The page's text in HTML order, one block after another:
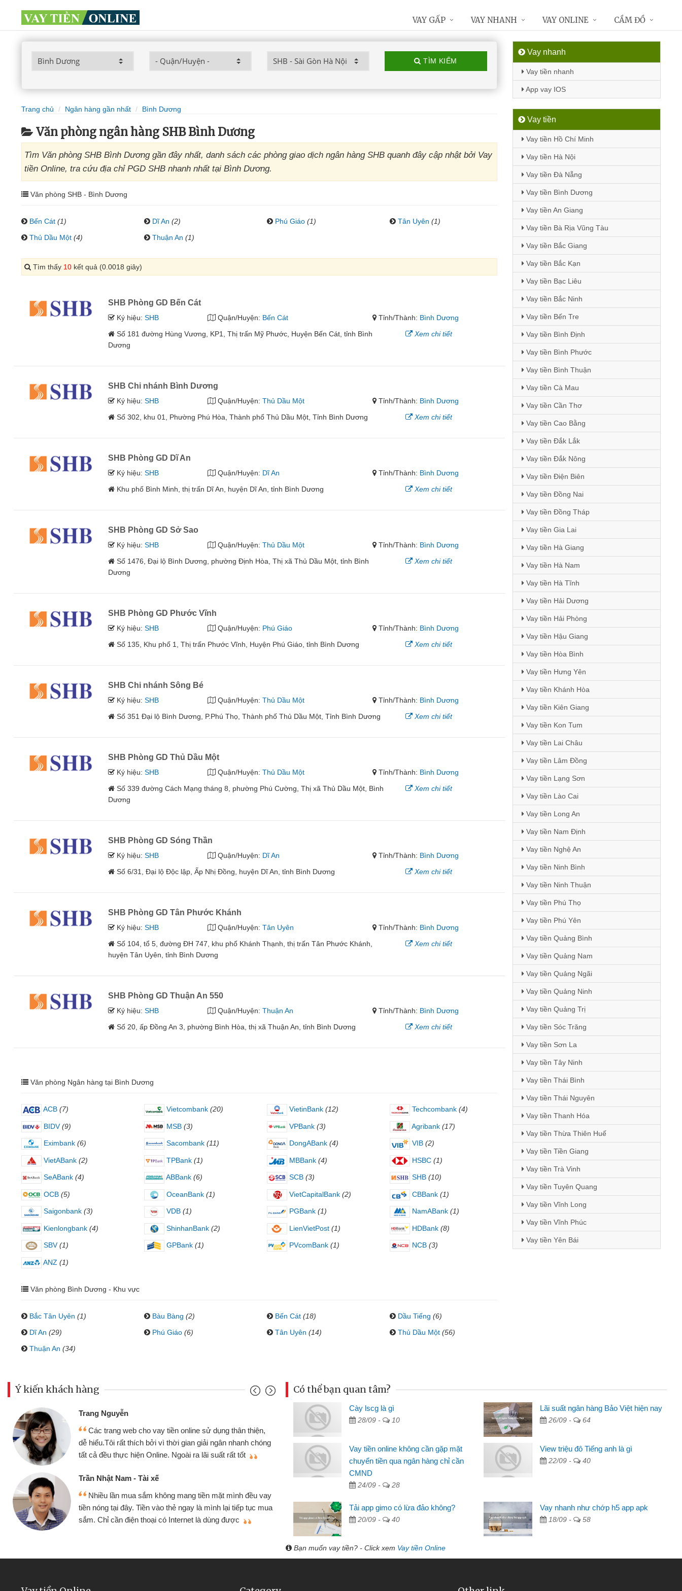
TÌM KIẾM
Trang chủ Ngân hàng gần nhất Bình Dương
Văn phòng ngân hàng SHB Bình Dương
Tìm Văn phòng SHB Bình Dương gần đây nhất, danh sách các phòng giao dịch ngân hàng SHB quanh đây cập nhật bởi Vay
tiền Online, tra cứu địa chỉ PGD SHB nhanh nhất tại Bình Dương.
Văn phòng SHB - Bình Dương
Bến Cát (1) Dĩ An (2) Phú Giáo (1) Tân Uyên (1)
Thủ Dầu Một (4) Thuận An (1)
Tìm thấy 10 kết quả (0.0018 giây)
SHB Phòng GD Bến Cát
Ký hiệu:SHB Quận/Huyện: Bến Cát Tỉnh/Thành: Bình Dương
Số 181 đường Hùng Vương, KP1, Thị trấn Mỹ Phước, Huyện Bến Cát, tỉnh Bình
Dương
Xem chi tiết
SHB Chi nhánh Bình Dương
Ký hiệu:SHB Quận/Huyện: Thủ Dầu Một Tỉnh/Thành: Bình Dương
Số 302, khu 01, Phường Phú Hòa, Thành phố Thủ Dầu Một, Tỉnh Bình Dương
Xem chi tiết
SHB Phòng GD Dĩ An
Ký hiệu:SHB Quận/Huyện: Dĩ An Tỉnh/Thành: Bình Dương
Khu phố Bình Minh, thị trấn Dĩ An, huyện Dĩ An, tỉnh Bình Dương
Xem chi tiết
SHB Phòng GD Sở Sao
Ký hiệu:SHB Quận/Huyện: Thủ Dầu Một Tỉnh/Thành: Bình Dương
Số 1476, Đại lộ Bình Dương, phường Định Hòa, Thị xã Thủ Dầu Một, tỉnh Bình
Dương
Xem chi tiết
SHB Phòng GD Phước Vĩnh
Ký hiệu:SHB Quận/Huyện: Phú Giáo Tỉnh/Thành: Bình Dương
Số 135, Khu phố 1, Thị trấn Phước Vĩnh, Huyện Phú Giáo, tỉnh Bình Dương
Xem chi tiết
SHB Chi nhánh Sông Bé
Ký hiệu:SHB Quận/Huyện: Thủ Dầu Một Tỉnh/Thành: Bình Dương
Số 351 Đại lộ Bình Dương, P.Phú Thọ, Thành phố Thủ Dầu Một, Tỉnh Bình Dương
Xem chi tiết
SHB Phòng GD Thủ Dầu Một
Ký hiệu:SHB Quận/Huyện: Thủ Dầu Một Tỉnh/Thành: Bình Dương
Số 339 đường Cách Mạng tháng 8, phường Phú Cường, Thị xã Thủ Dầu Một, Bình
Dương
Xem chi tiết
SHB Phòng GD Sóng Thần
Ký hiệu:SHB Quận/Huyện: Dĩ An Tỉnh/Thành: Bình Dương
Số 6/31, Đại lộ Độc lập, Ấp Nhị Đồng, huyện Dĩ An, tỉnh Bình Dương
Xem chi tiết
SHB Phòng GD Tân Phước Khánh
Ký hiệu:SHB Quận/Huyện: Tân Uyên Tỉnh/Thành: Bình Dương
Số 104, tổ 5, đường ĐH 747, khu phố Khánh Thạnh, thị trấn Tân Phước Khánh,
huyện Tân Uyên, tỉnh Bình Dương
Xem chi tiết
SHB Phòng GD Thuận An 550
Ký hiệu:SHB Quận/Huyện: Thuận An Tỉnh/Thành: Bình Dương
Số 20, ấp Đồng An 3, phường Bình Hòa, thị xã Thuận An, tỉnh Bình Dương
Xem chi tiết
Văn phòng Ngân hàng tại Bình Dương
ACB (7) Vietcombank (20) VietinBank (12) Techcombank (4)
BIDV (9) MSB (3) VPBank (3) Agribank (17)
Eximbank (6) Sacombank (11) DongABank (4) VIB (2)
VietABank (2) TPBank (1) MBBank (4) HSBC (1)
SeABank (4) ABBank (6) SCB (3) SHB (10)
OCB (5) OceanBank (1) VietCapitalBank (2) CBBank (1)
Saigonbank (3) VDB (1) PGBank (1) NamABank (1)
Kienlongbank (4) ShinhanBank (2) LienVietPost (1) HDBank (8)
SBV (1) GPBank (1) PVcomBank (1) NCB (3)
ANZ (1)
Văn phòng Bình Dương - Khu vực
Bắc Tân Uyên (1) Bàu Bàng (2) Bến Cát (18) Dầu Tiếng (6)
Dĩ An (29) Phú Giáo (6) Tân Uyên (14) Thủ Dầu Một (56)
Thuận An (34)
Vay nhanh
Vay tiền nhanh
App vay IOS
Vay tiền
Vay tiền Hồ Chí Minh
Vay tiền Hà Nội
Vay tiền Đà Nẵng
Vay tiền Bình Dương
Vay tiền An Giang
Vay tiền Bà Rịa Vũng Tàu
Vay tiền Bắc Giang
Vay tiền Bắc Kạn
Vay tiền Bạc Liêu
Vay tiền Bắc Ninh
Vay tiền Bến Tre
Vay tiền Bình Định
Vay tiền Bình Phước
Vay tiền Bình Thuận
Vay tiền Cà Mau
Vay tiền Cần Thơ
Vay tiền Cao Bằng
Vay tiền Đắk Lắk
Vay tiền Đắk Nông
Vay tiền Điện Biên
Vay tiền Đồng Nai
Vay tiền Đồng Tháp
Vay tiền Gia Lai
Vay tiền Hà Giang
Vay tiền Hà Nam
Vay tiền Hà Tĩnh
Vay tiền Hải Dương
Vay tiền Hải Phòng
Vay tiền Hậu Giang
Vay tiền Hòa Bình
Vay tiền Hưng Yên
Vay tiền Khánh Hòa
Vay tiền Kiên Giang
Vay tiền Kon Tum
Vay tiền Lai Châu
Vay tiền Lâm Đồng
Vay tiền Lạng Sơn
Vay tiền Lào Cai
Vay tiền Long An
Vay tiền Nam Định
Vay tiền Nghệ An
Vay tiền Ninh Bình
Vay tiền Ninh Thuận
Vay tiền Phú Thọ
Vay tiền Phú Yên
Vay tiền Quảng Bình
Vay tiền Quảng Nam
Vay tiền Quảng Ngãi
Vay tiền Quảng Ninh
Vay tiền Quảng Trị
Vay tiền Sóc Trăng
Vay tiền Sơn La
Vay tiền Tây Ninh
Vay tiền Thái Bình
Vay tiền Thái Nguyên
Vay tiền Thanh Hóa
Vay tiền Thừa Thiên Huế
Vay tiền Tiền Giang
Vay tiền Trà Vinh
Vay tiền Tuyên Quang
Vay tiền Vĩnh Long
Vay tiền Vĩnh Phúc
Vay tiền Yên Bái
VAY GẤP VAY NHANH VAY ONLINE CẦM ĐỒ
Ý kiến khách hàng
dụng thân thiện,
nhanh chóng
suất rất tốt
mặt mình đều vay
lại tiếp tục mua
được
Mình cần tiền gấp nên định cầm cố chiếc xe wave
nhưng thật may đã có gói vay tiền bằng CMND online
không cần gặp mặt nên rất tiện lợi, sẽ giới thiệu cho bạn
Tôi kinh doanh buôn bán nhỏ lẻ nhiều lúc cần vốn nhập
hàng, nhờ biết đến website qua bạn bè giới thiệu tôi đã giải
Tôi biết đến thông qua quảng cáo trên facebook. Tôi là
sinh viên nên cần đóng tiền nhà, sinh nhật bạn bè, mà đọc
thấy thủ tục nhanh gọn nên tôi quyết định vay
cần có 2 triệu để giải quyết việc riêng, trong 1-2 ngày tôi trả
được thôi. Cảm ơn đã giúp tôi kịp thời và nhanh chóng
Có thể bạn quan tâm?
Cày lscg là gì
28/09 - 10
Lãi suất ngân hàng Bảo Việt hiện nay
26/09 - 64
Vay tiền online không cần gặp mặt
chuyển tiền qua ngân hàng chỉ cần
CMND
24/09 - 28
View triệu đô Tiếng anh là gì
22/09 - 40
Tải app gimo có lừa đảo không?
20/09 - 40
Vay nhanh như chớp h5 app apk
18/09 - 58
Bạn muốn vay tiền? - Click xem Vay tiền Online